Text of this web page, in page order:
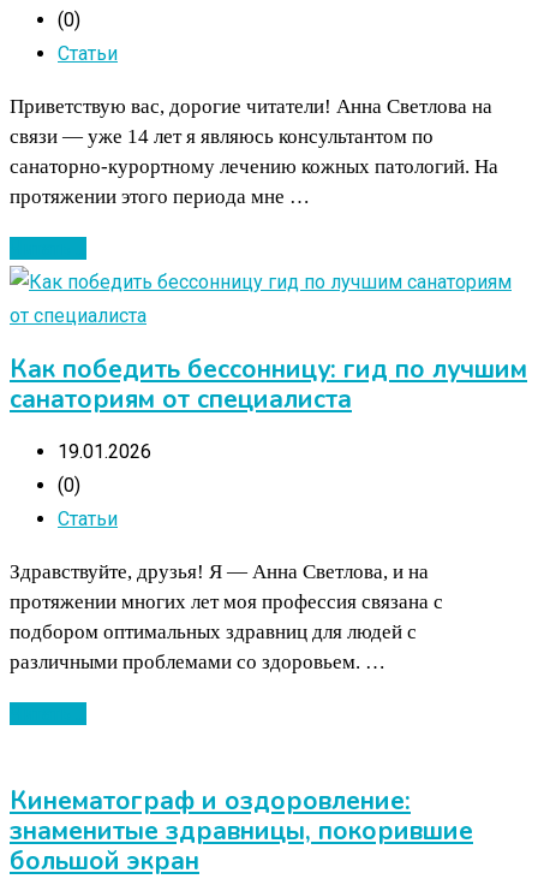
(0)
Статьи
Приветствую вас, дорогие читатели! Анна Светлова на
связи — уже 14 лет я являюсь консультантом по
санаторно-курортному лечению кожных патологий. На
протяжении этого периода мне …
Как победить бессонницу: гид по лучшим
санаториям от специалиста
19.01.2026
(0)
Статьи
Здравствуйте, друзья! Я — Анна Светлова, и на
протяжении многих лет моя профессия связана с
подбором оптимальных здравниц для людей с
различными проблемами со здоровьем. …
Кинематограф и оздоровление:
знаменитые здравницы, покорившие
большой экран